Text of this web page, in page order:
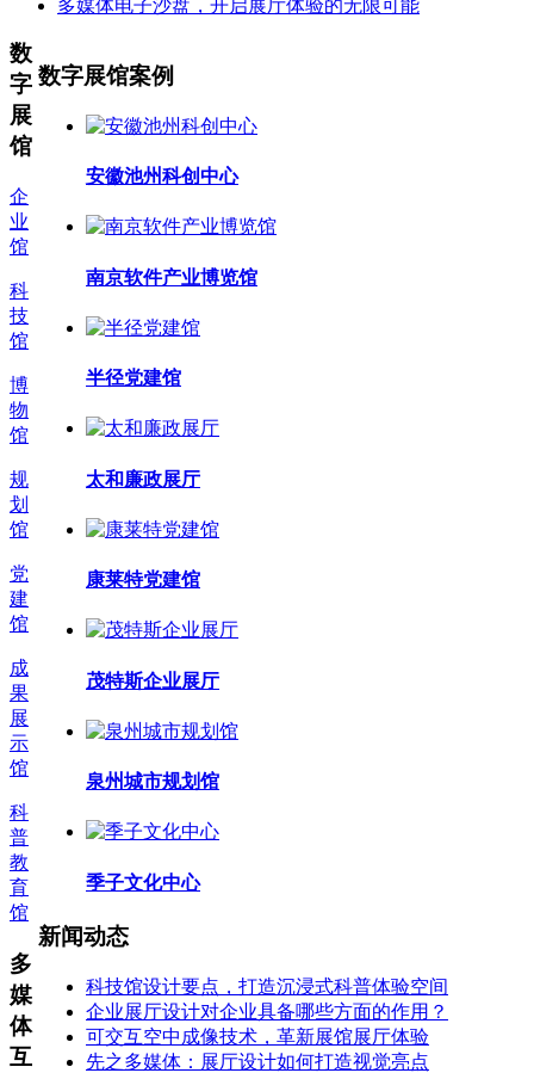
多媒体电子沙盘，开启展厅体验的无限可能
数字展馆案例
安徽池州科创中心
南京软件产业博览馆
半径党建馆
太和廉政展厅
康莱特党建馆
茂特斯企业展厅
泉州城市规划馆
季子文化中心
新闻动态
科技馆设计要点，打造沉浸式科普体验空间
企业展厅设计对企业具备哪些方面的作用？
可交互空中成像技术，革新展馆展厅体验
先之多媒体：展厅设计如何打造视觉亮点
数
字
展
馆
企
业
馆
科
技
馆
博
物
馆
规
划
馆
党
建
馆
成
果
展
示
馆
科
普
教
育
馆
多
媒
体
互